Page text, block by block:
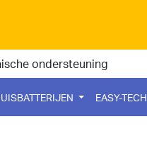
ondersteuning
EASY-TECH